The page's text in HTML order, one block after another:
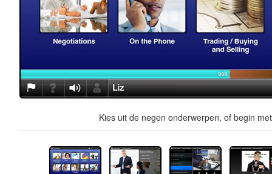
Kies uit de negen onderwerpen, of begin